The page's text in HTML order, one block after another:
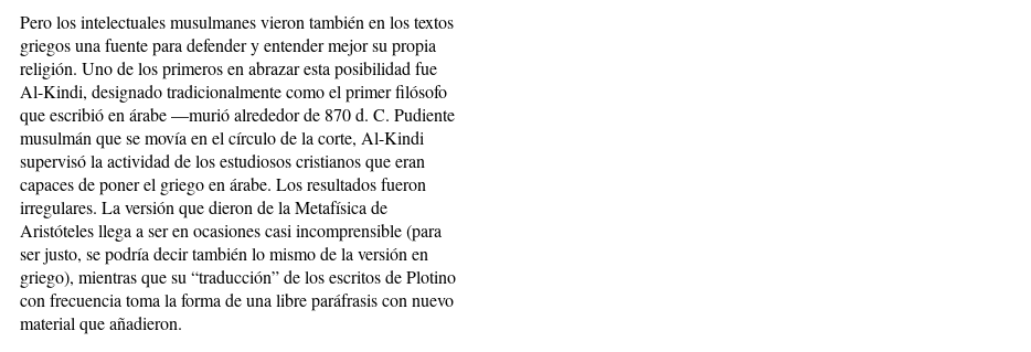
Pero los intelectuales musulmanes vieron también en los textos
griegos una fuente para defender y entender mejor su propia
religión. Uno de los primeros en abrazar esta posibilidad fue
Al-Kindi, designado tradicionalmente como el primer filósofo
que escribió en árabe —murió alrededor de 870 d. C. Pudiente
musulmán que se movía en el círculo de la corte, Al-Kindi
supervisó la actividad de los estudiosos cristianos que eran
capaces de poner el griego en árabe. Los resultados fueron
irregulares. La versión que dieron de la Metafísica de
Aristóteles llega a ser en ocasiones casi incomprensible (para
ser justo, se podría decir también lo mismo de la versión en
griego), mientras que su “traducción” de los escritos de Plotino
con frecuencia toma la forma de una libre paráfrasis con nuevo
material que añadieron.